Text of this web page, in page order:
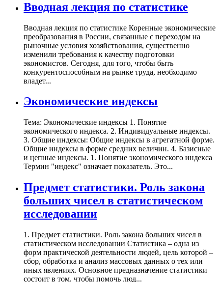
Вводная лекция по статистике
Вводная лекция по статистике Коренные экономические
преобразования в России, связанные с переходом на
рыночные условия хозяйствования, существенно
изменили требования к качеству подготовки
экономистов. Сегодня, для того, чтобы быть
конкурентоспособным на рынке труда, необходимо
владет...
Экономические индексы
Тема: Экономические индексы 1. Понятие
экономического индекса. 2. Индивидуальные индексы.
3. Общие индексы: Общие индексы в агрегатной форме.
Общие индексы в форме средних величин. 4. Базисные
и цепные индексы. 1. Понятие экономического индекса
Термин "индекс" означает показатель. Это...
Предмет статистики. Роль закона
больших чисел в статистическом
исследовании
1. Предмет статистики. Роль закона больших чисел в
статистическом исследовании Статистика – одна из
форм практической деятельности людей, цель которой –
сбор, обработка и анализ массовых данных о тех или
иных явлениях. Основное предназначение статистики
состоит в том, чтобы помочь люд...